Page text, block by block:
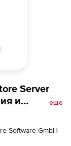
Server
и
еще
Software GmbH